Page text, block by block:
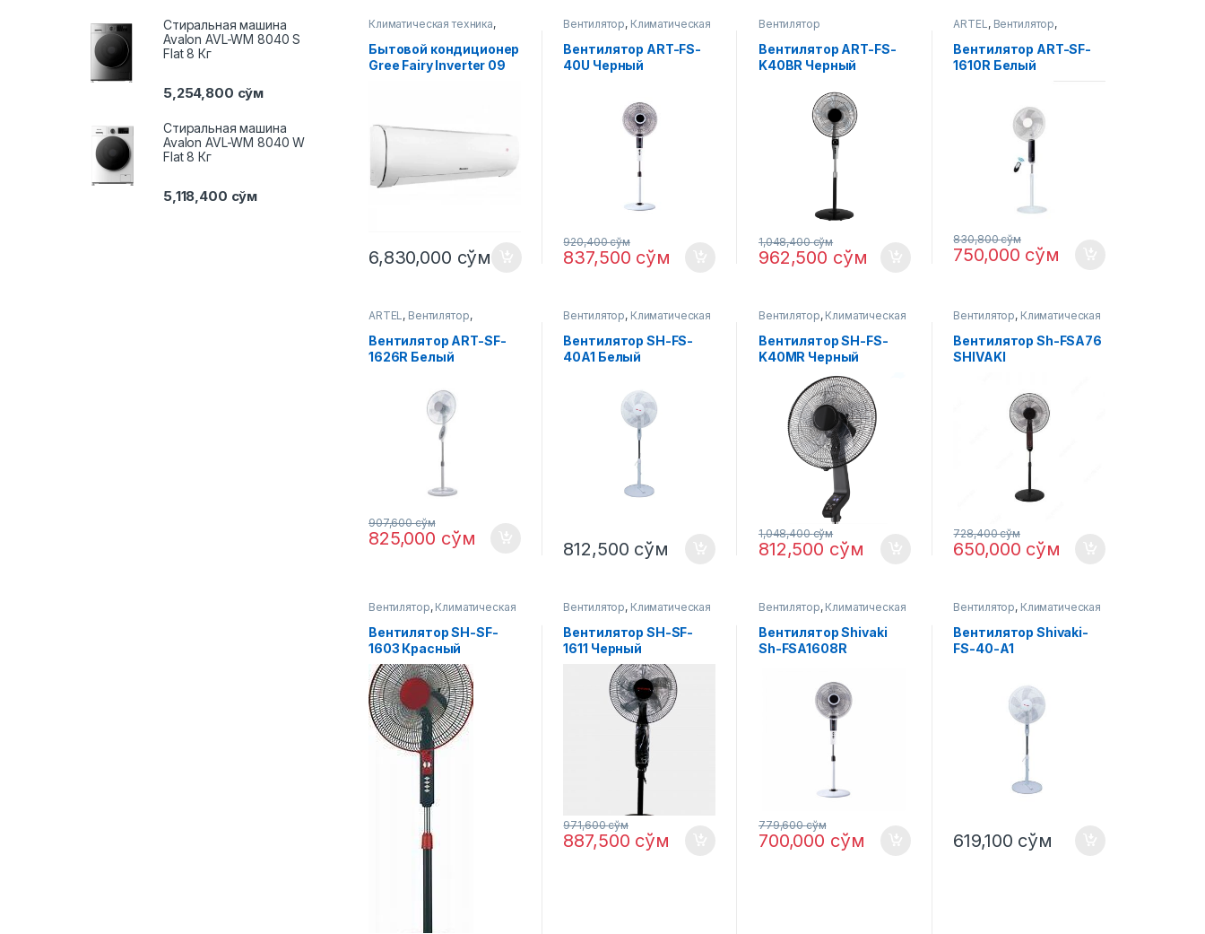
Климатическая техника,
Бытовой кондиционер
Gree Fairy Inverter 09
6,830,000 сўм
Вентилятор, Климатическая
Вентилятор ART-FS-
40U Черный
837,500 сўм
920,400сўм
Вентилятор
Вентилятор ART-FS-
K40BR Черный
962,500 сўм
1,048,400сўм
ARTEL, Вентилятор,
Климатическая техника
Вентилятор ART-SF-
1610R Белый
750,000 сўм
830,800сўм
ARTEL, Вентилятор,
Климатическая техника
Вентилятор ART-SF-
1626R Белый
825,000 сўм
907,600сўм
Вентилятор, Климатическая
Вентилятор SH-FS-
40A1 Белый
812,500 сўм
Вентилятор, Климатическая
Вентилятор SH-FS-
K40MR Черный
812,500 сўм
1,048,400сўм
Вентилятор, Климатическая
Вентилятор Sh-FSA76
SHIVAKI
650,000 сўм
728,400сўм
Вентилятор, Климатическая
Вентилятор SH-SF-
1603 Красный
Вентилятор, Климатическая
Вентилятор SH-SF-
1611 Черный
887,500 сўм
971,600сўм
Вентилятор, Климатическая
Вентилятор Shivaki
Sh-FSA1608R
700,000 сўм
779,600сўм
Вентилятор, Климатическая
Вентилятор Shivaki-
FS-40-A1
619,100 сўм
Стиральная машина
Avalon AVL-WM 8040 S
Flat 8 Кг
5,254,800 сўм
Стиральная машина
Avalon AVL-WM 8040 W
Flat 8 Кг
5,118,400 сўм